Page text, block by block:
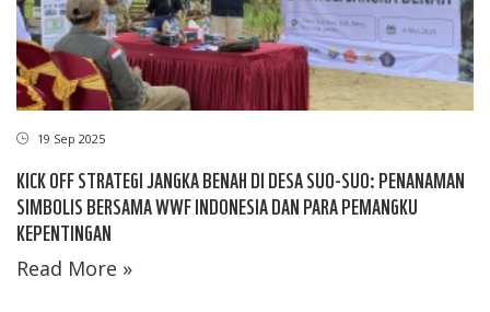
19 Sep 2025
KICK OFF STRATEGI JANGKA BENAH DI DESA SUO-SUO: PENANAMAN
SIMBOLIS BERSAMA WWF INDONESIA DAN PARA PEMANGKU
KEPENTINGAN
Read More »